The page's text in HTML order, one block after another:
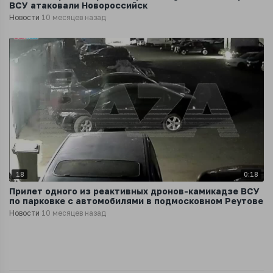
ВСУ атаковали Новороссийск
Новости 10 месяцев назад
18 0:18
Прилет одного из реактивных дронов-камикадзе ВСУ
по парковке с автомобилями в подмосковном Реутове
Новости 10 месяцев назад